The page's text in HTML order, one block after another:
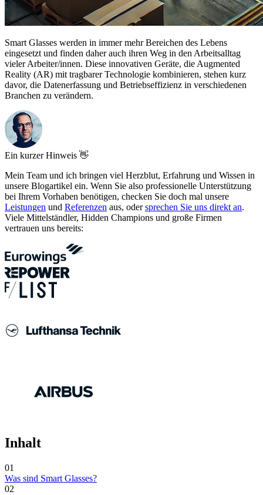
Smart Glasses werden in immer mehr Bereichen des Lebens
eingesetzt und finden daher auch ihren Weg in den Arbeitsalltag
vieler Arbeiter/innen. Diese innovativen Geräte, die Augmented
Reality (AR) mit tragbarer Technologie kombinieren, stehen kurz
davor, die Datenerfassung und Betriebseffizienz in verschiedenen
Branchen zu verändern.
Ein kurzer Hinweis 👋
Mein Team und ich bringen viel Herzblut, Erfahrung und Wissen in
unsere Blogartikel ein. Wenn Sie also professionelle Unterstützung
bei Ihrem Vorhaben benötigen, checken Sie doch mal unsere
Leistungen und Referenzen aus, odersprechen Sie uns direkt an.
Viele Mittelständler, Hidden Champions und große Firmen
vertrauen uns bereits:
Inhalt
01
Was sind Smart Glasses?
02